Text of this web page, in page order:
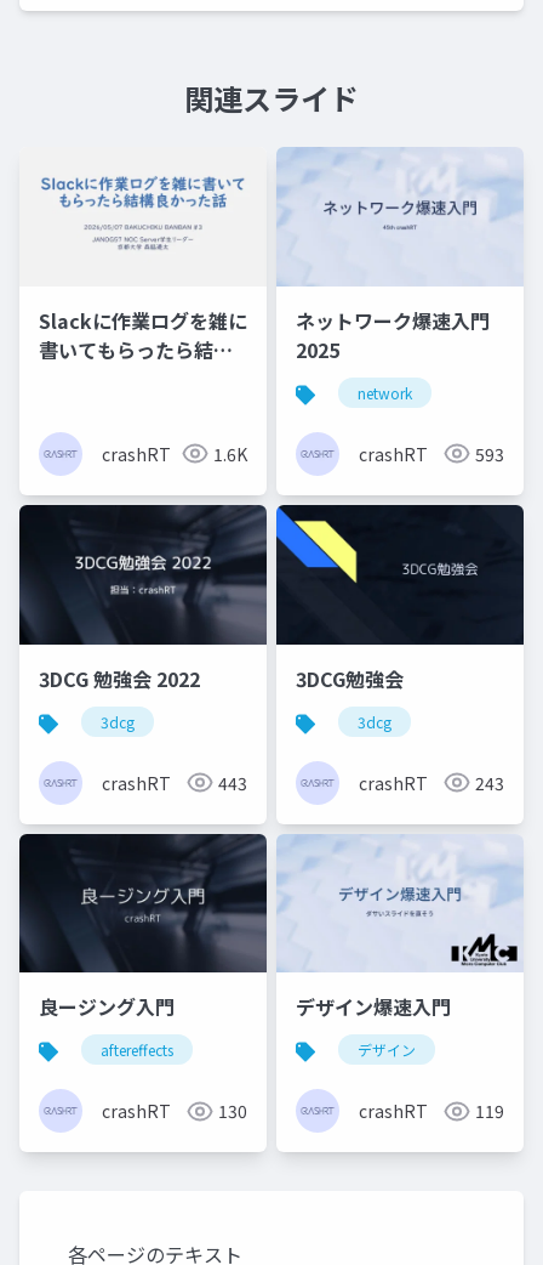
関連スライド
Slackに作業ログを雑に
書いてもらったら結構
crashRT 1.6K
ネットワーク爆速入門
2025
network
crashRT 593
3DCG 勉強会 2022
3dcg
crashRT 443
3DCG勉強会
3dcg
crashRT 243
良ージング入門
aftereffects
crashRT 130
デザイン爆速入門
デザイン
crashRT 119
各ページのテキスト